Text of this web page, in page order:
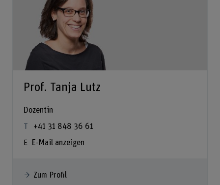
Prof. Tanja Lutz
Dozentin
+41 31 848 36 61
E-Mail anzeigen
Zum Profil